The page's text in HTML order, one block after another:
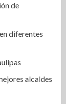
de
diferentes
alcaldes